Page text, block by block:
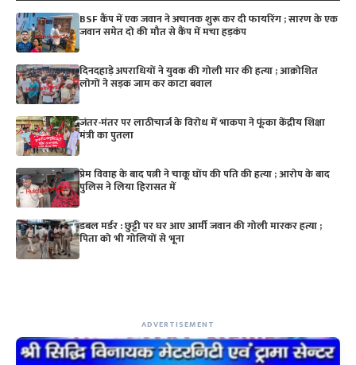
BSF कैंप में एक जवान ने अचानक शुरू कर दी फायरिंग ; सारण के एक
जवान समेत दो की मौत से कैंप में मचा हड़कंप
दिनदहाड़े अपराधियों ने युवक की गोली मार की हत्या ; आक्रोशित
लोगों ने सड़क जाम कर काटा बवाल
जंतर-मंतर पर लाठीचार्ज के विरोध में भाकपा ने फूंका केंद्रीय शिक्षा
मंत्री का पुतला
प्रेम विवाह के बाद पत्नी ने चाकू घोंप की पति की हत्या ; आरोप के बाद
पुलिस ने लिया हिरासत में
डबल मर्डर : छुट्टी पर घर आए आर्मी जवान की गोली मारकर हत्या ;
पिता को भी गोलियों से भूना
ADVERTISEMENT